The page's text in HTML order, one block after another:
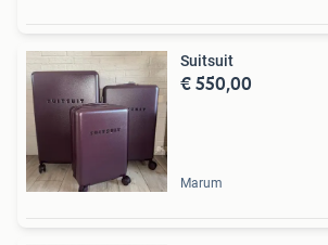
Suitsuit
€ 550,00
Marum